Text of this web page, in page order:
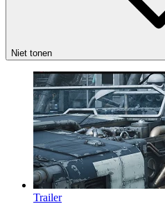
Niet tonen
Trailer